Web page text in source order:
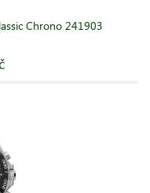
Chrono 241903